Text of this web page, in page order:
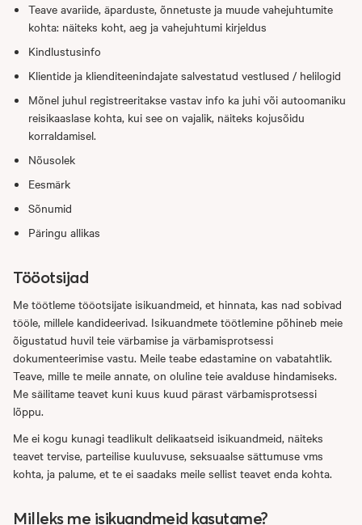
Teave avariide, äparduste, õnnetuste ja muude vahejuhtumite
kohta: näiteks koht, aeg ja vahejuhtumi kirjeldus
Kindlustusinfo
Klientide ja klienditeenindajate salvestatud vestlused / helilogid
Mõnel juhul registreeritakse vastav info ka juhi või autoomaniku
reisikaaslase kohta, kui see on vajalik, näiteks kojusõidu
korraldamisel.
Nõusolek
Eesmärk
Sõnumid
Päringu allikas
Tööotsijad
Me töötleme tööotsijate isikuandmeid, et hinnata, kas nad sobivad
tööle, millele kandideerivad. Isikuandmete töötlemine põhineb meie
õigustatud huvil teie värbamise ja värbamisprotsessi
dokumenteerimise vastu. Meile teabe edastamine on vabatahtlik.
Teave, mille te meile annate, on oluline teie avalduse hindamiseks.
Me säilitame teavet kuni kuus kuud pärast värbamisprotsessi
lõppu.
Me ei kogu kunagi teadlikult delikaatseid isikuandmeid, näiteks
teavet tervise, parteilise kuuluvuse, seksuaalse sättumuse vms
kohta, ja palume, et te ei saadaks meile sellist teavet enda kohta.
Milleks me isikuandmeid kasutame?